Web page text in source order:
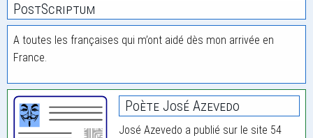
PostScriptum
A toutes les françaises qui m’ont aidé dès mon arrivée en
France.
Poète José Azevedo
José Azevedo a publié sur le site 54